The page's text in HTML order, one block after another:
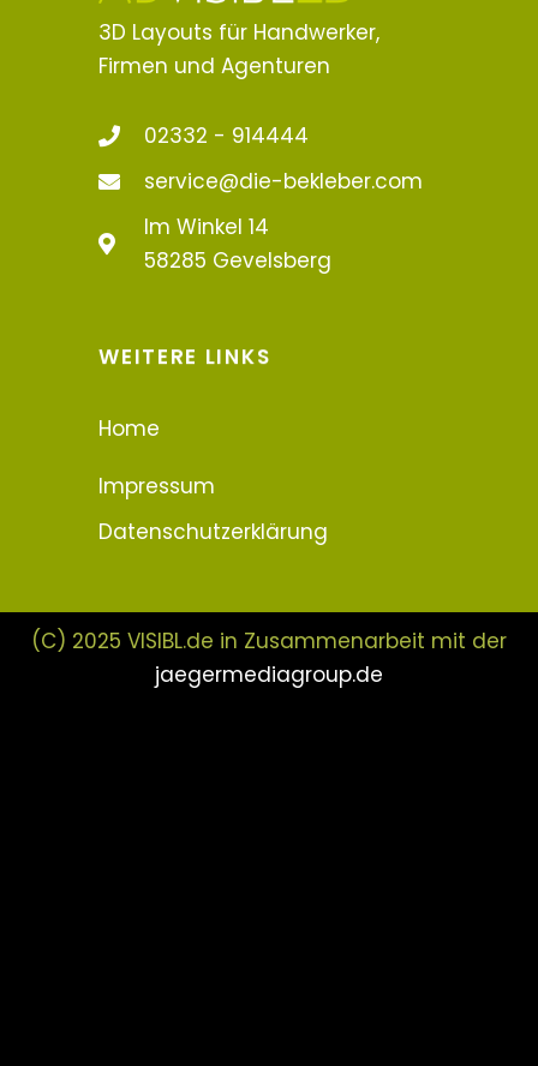
3D Layouts für Handwerker,
Firmen und Agenturen
02332 - 914444
service@die-bekleber.com
Im Winkel 14
58285 Gevelsberg
WEITERE LINKS
Home
Impressum
Datenschutzerklärung
(C) 2025 VISIBL.de in Zusammenarbeit mit der
jaegermediagroup.de